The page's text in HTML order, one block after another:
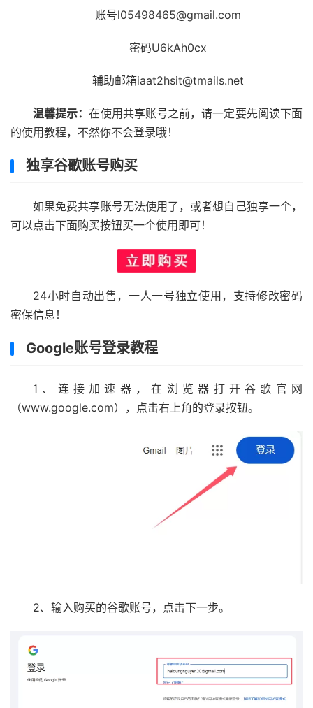
账号l05498465@gmail.com
密码U6kAh0cx
辅助邮箱iaat2hsit@tmails.net
温馨提示：在使用共享账号之前，请一定要先阅读下面
的使用教程，不然你不会登录哦！
独享谷歌账号购买
如果免费共享账号无法使用了，或者想自己独享一个，
可以点击下面购买按钮买一个使用即可！
24小时自动出售，一人一号独立使用，支持修改密码
密保信息！
Google账号登录教程
1、连接加速器，在浏览器打开谷歌官网
（www.google.com），点击右上角的登录按钮。
2、输入购买的谷歌账号，点击下一步。